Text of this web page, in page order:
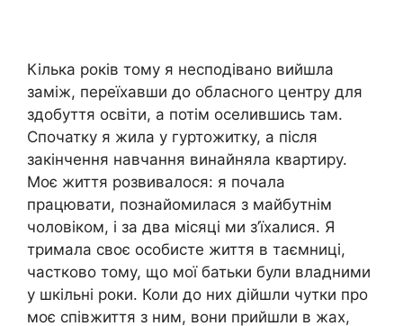
Кілька років тому я несподівано вийшла
заміж, переїхавши до обласного центру для
здобуття освіти, а потім оселившись там.
Спочатку я жила у гуртожитку, а після
закінчення навчання винайняла квартиру.
Моє життя розвивалося: я почала
працювати, познайомилася з майбутнім
чоловіком, і за два місяці ми з’їхалися. Я
тримала своє особисте життя в таємниці,
частково тому, що мої батьки були владними
у шкільні роки. Коли до них дійшли чутки про
моє співжиття з ним, вони прийшли в жах,